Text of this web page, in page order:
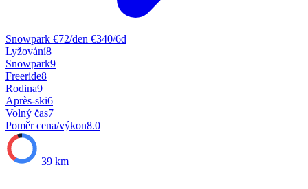
Snowpark €72/den €340/6d
Lyžování8
Snowpark9
Freeride8
Rodina9
Après-ski6
Volný čas7
Poměr cena/výkon8.0
39 km